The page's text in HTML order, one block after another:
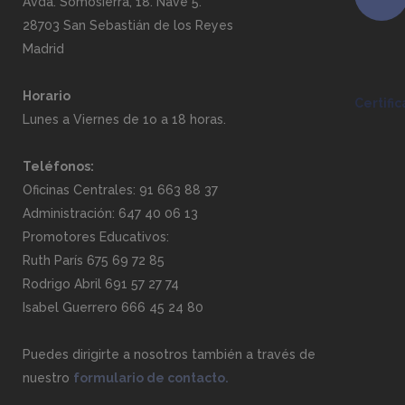
28703 San Sebastián de los Reyes
Madrid
Horario
Lunes a Viernes de 1o a 18 horas.
Teléfonos:
Oficinas Centrales: 91 663 88 37
Administración: 647 40 06 13
Promotores Educativos:
Ruth París 675 69 72 85
Rodrigo Abril 691 57 27 74
Isabel Guerrero 666 45 24 80
Puedes dirigirte a nosotros también a través de
nuestro formulario de contacto.